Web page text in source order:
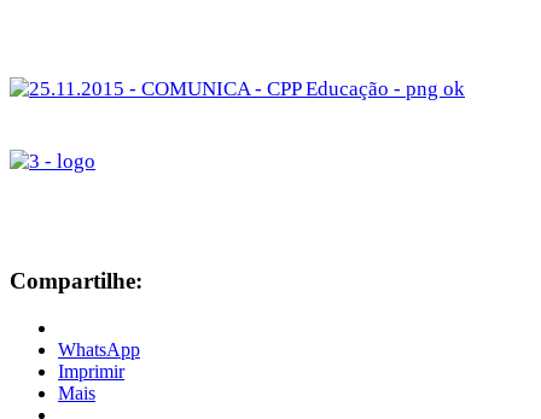
Compartilhe:
WhatsApp
Imprimir
Mais